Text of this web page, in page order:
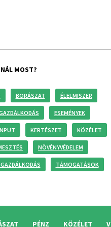
MOST?
BORÁSZAT ÉLELMISZER
ESEMÉNYEK
KERTÉSZET KÖZÉLET
NÖVÉNYVÉDELEM
TÁMOGATÁSOK
PÉNZ KÖZÉLET